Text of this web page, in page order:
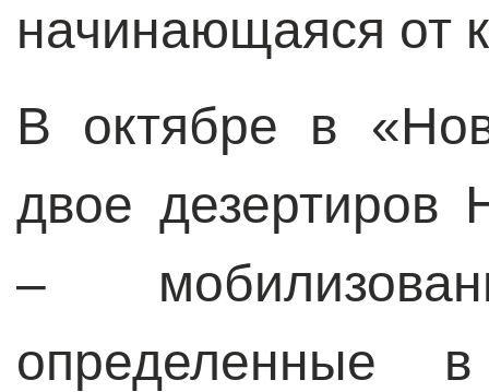
начинающаяся от
В октябре в
двое дезертиров
–
определенные